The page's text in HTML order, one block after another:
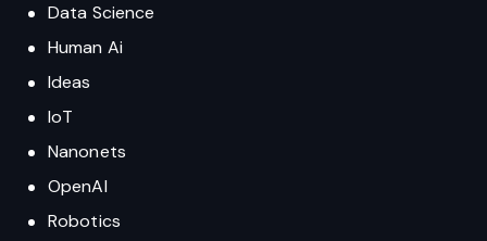
Data Science
Human Ai
Ideas
IoT
Nanonets
OpenAI
Robotics